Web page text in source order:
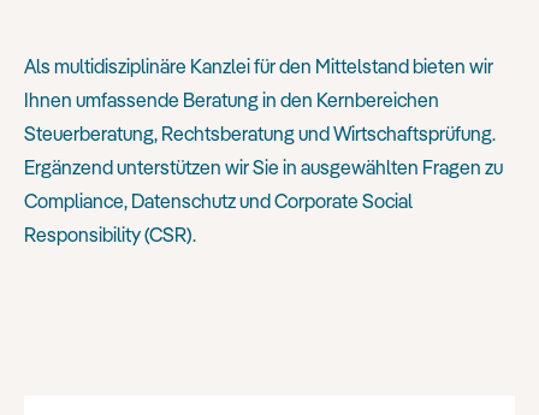
Als multidisziplinäre Kanzlei für den Mittelstand bieten wir
Ihnen umfassende Beratung in den Kernbereichen
Steuerberatung, Rechtsberatung und Wirtschaftsprüfung.
Ergänzend unterstützen wir Sie in ausgewählten Fragen zu
Compliance, Datenschutz und Corporate Social
Responsibility (CSR).